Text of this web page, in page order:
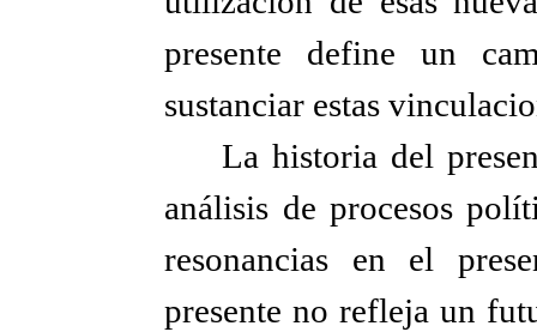
presente define un
sustanciar estas
La historia del
análisis de procesos
resonancias en el
presente no refleja un